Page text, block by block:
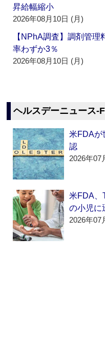
昇給幅縮小
2026年08月10日 (月)
【NPhA調査】調剤管
率わずか3％
2026年08月10日 (月)
ヘルスデーニュース
米FDAが
認
2026年07
米FDA、
の小児に
2026年07